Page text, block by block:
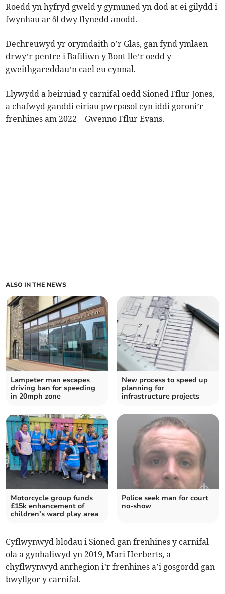
Roedd yn hyfryd gweld y gymuned yn dod at ei gilydd i
fwynhau ar ôl dwy flynedd anodd.
Dechreuwyd yr orymdaith o’r Glas, gan fynd ymlaen
drwy’r pentre i Bafiliwn y Bont lle’r oedd y
gweithgareddau’n cael eu cynnal.
Llywydd a beirniad y carnifal oedd Sioned Fflur Jones,
a chafwyd ganddi eiriau pwrpasol cyn iddi goroni’r
frenhines am 2022 – Gwenno Fflur Evans.
ALSO IN THE NEWS
Lampeter man escapes
driving ban for speeding
in 20mph zone
New process to speed up
planning for
infrastructure projects
Motorcycle group funds
£15k enhancement of
children’s ward play area
Police seek man for court
no-show
Cyflwynwyd blodau i Sioned gan frenhines y carnifal
ola a gynhaliwyd yn 2019, Mari Herberts, a
chyflwynwyd anrhegion i’r frenhines a’i gosgordd gan
bwyllgor y carnifal.